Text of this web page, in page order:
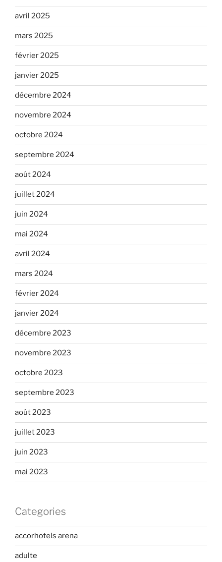
avril 2025
mars 2025
février 2025
janvier 2025
décembre 2024
novembre 2024
octobre 2024
septembre 2024
août 2024
juillet 2024
juin 2024
mai 2024
avril 2024
mars 2024
février 2024
janvier 2024
décembre 2023
novembre 2023
octobre 2023
septembre 2023
août 2023
juillet 2023
juin 2023
mai 2023
Categories
accorhotels arena
adulte